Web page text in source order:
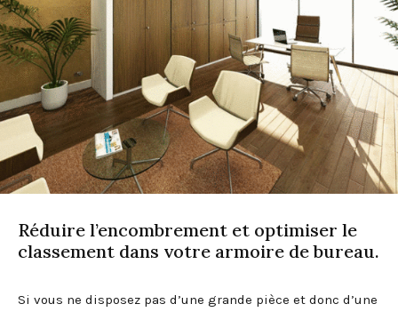
Réduire l’encombrement et optimiser le
classement dans votre armoire de bureau.
Si vous ne disposez pas d’une grande pièce et donc d’une